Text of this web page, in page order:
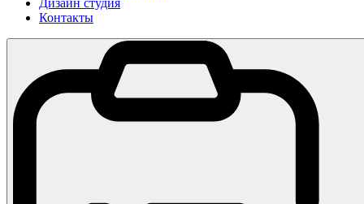
Дизайн студия
Контакты